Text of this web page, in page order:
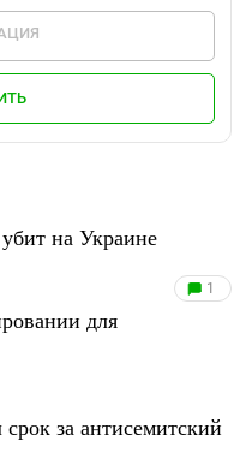
на Украине
1
для
за антисемитский